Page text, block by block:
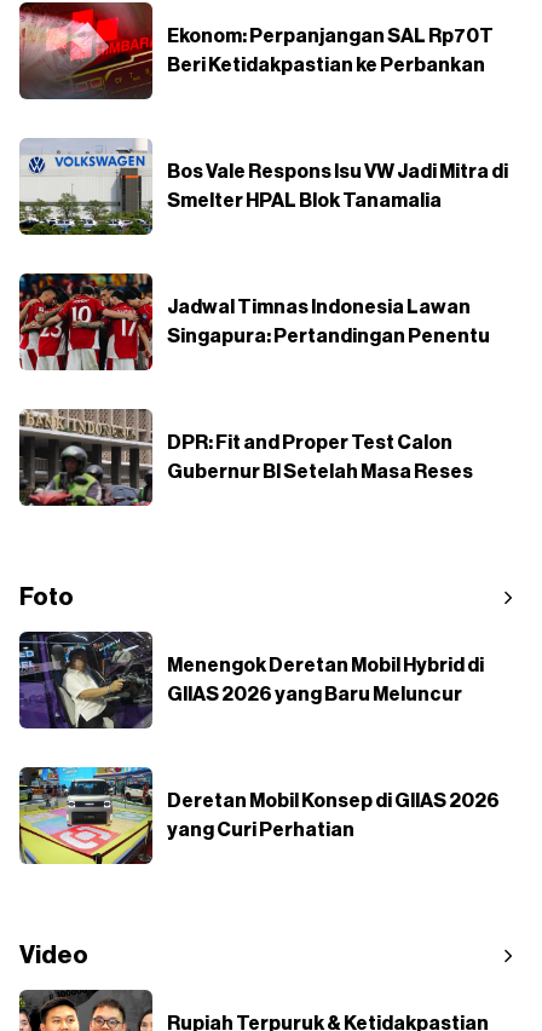
Ekonom: Perpanjangan SAL Rp70T
Beri Ketidakpastian ke Perbankan
Bos Vale Respons Isu VW Jadi Mitra di
Smelter HPAL Blok Tanamalia
Jadwal Timnas Indonesia Lawan
Singapura: Pertandingan Penentu
DPR: Fit and Proper Test Calon
Gubernur BI Setelah Masa Reses
Foto
Menengok Deretan Mobil Hybrid di
GIIAS 2026 yang Baru Meluncur
Deretan Mobil Konsep di GIIAS 2026
yang Curi Perhatian
Video
Rupiah Terpuruk & Ketidakpastian